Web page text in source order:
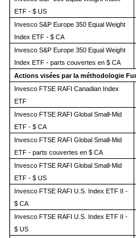
ETF - $ US
Invesco S&P Europe 350 Equal Weight
Index ETF - $ CA
Invesco S&P Europe 350 Equal Weight
Index ETF - parts couvertes en $ CA
Actions visées par la méthodologie
Invesco FTSE RAFI Canadian Index
ETF
Invesco FTSE RAFI Global Small-Mid
ETF - $ CA
Invesco FTSE RAFI Global Small-Mid
ETF - parts couvertes en $ CA
Invesco FTSE RAFI Global Small-Mid
ETF - $ US
Invesco FTSE RAFI U.S. Index ETF II -
$ CA
Invesco FTSE RAFI U.S. Index ETF II -
$ US